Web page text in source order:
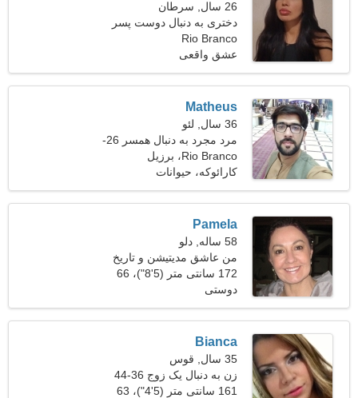
26 سال, سرطان
دختری به دنبال دوست پسر
27-38
Rio Branco
عشق واقعی
Matheus
36 سال, لئو
مرد مجرد به دنبال همسر 26-
33
Rio Branco، برزیل
کارائوکه، حیوانات
Pamela
58 ساله, دلو
من عاشق مدیتیشن و تاریخ
هستم
172 سانتی متر (5'8")، 66
کیلوگرم (145 پوند)
دوستی
Bianca
35 سال, قوس
زن به دنبال یک زوج 36-44
161 سانتی متر (5'4")، 63